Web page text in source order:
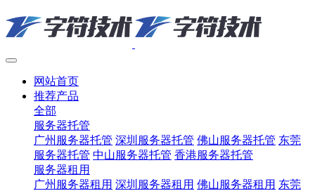
网站首页
推荐产品
全部
服务器托管
广州服务器托管 深圳服务器托管 佛山服务器托管 东莞
服务器托管 中山服务器托管 香港服务器托管
服务器租用
广州服务器租用 深圳服务器租用 佛山服务器租用 东莞